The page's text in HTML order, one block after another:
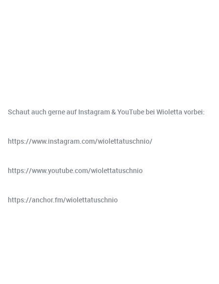
Schaut auch gerne auf Instagram & YouTube bei Wioletta vorbei:
https://www.instagram.com/wiolettatuschnio/
https://www.youtube.com/wiolettatuschnio
https://anchor.fm/wiolettatuschnio